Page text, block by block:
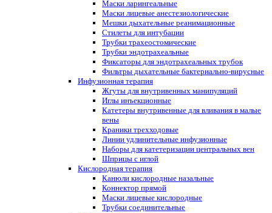
Маски ларингеальные
Маски лицевые анестезиологические
Мешки дыхательные реанимационные
Стилеты для интубации
Трубки трахеостомические
Трубки эндотрахеальные
Фиксаторы для эндотрахеальных трубок
Фильтры дыхательные бактериально-вирусные
Инфузионная терапия
Жгуты для внутривенных манипуляций
Иглы инъекционные
Катетеры внутривенные для вливания в малые
вены
Краники трехходовые
Линии удлинительные инфузионные
Наборы для катетеризации центральных вен
Шприцы с иглой
Кислородная терапия
Канюли кислородные назальные
Коннектор прямой
Маски лицевые кислородные
Трубки соединительные